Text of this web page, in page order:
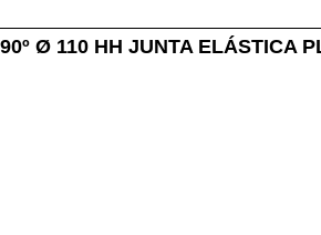
Ø 110 HH JUNTA ELÁSTICA